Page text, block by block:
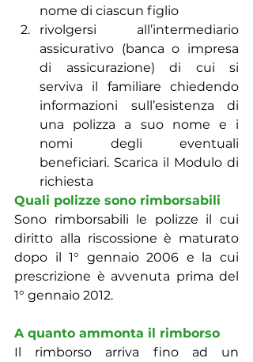
nome di ciascun figlio
rivolgersi all’intermediario
assicurativo (banca o impresa
di assicurazione) di cui si
serviva il familiare chiedendo
informazioni sull’esistenza di
una polizza a suo nome e i
nomi degli eventuali
beneficiari. Scarica il Modulo di
richiesta
Quali polizze sono rimborsabili
Sono rimborsabili le polizze il cui
diritto alla riscossione è maturato
dopo il 1° gennaio 2006 e la cui
prescrizione è avvenuta prima del
1° gennaio 2012.
A quanto ammonta il rimborso
Il rimborso arriva fino ad un